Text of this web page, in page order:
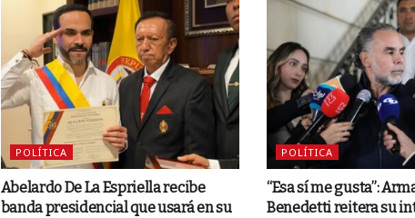
POLÍTICA
Abelardo De La Espriella recibe
banda presidencial que usará en su
POLÍTICA
“Esa sí me gusta”:
Benedetti reitera su